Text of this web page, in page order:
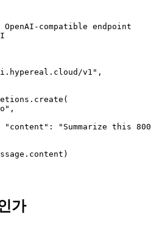
compatible endpoint
v1",
"content": "Summarize this
가